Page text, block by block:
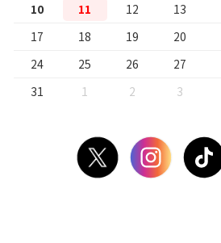
10
11 12 13
17
18 19 20
24
25 26 27
31
1 2 3